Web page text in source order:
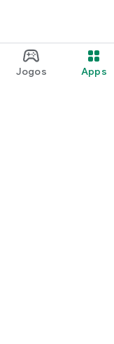
Jogos Apps